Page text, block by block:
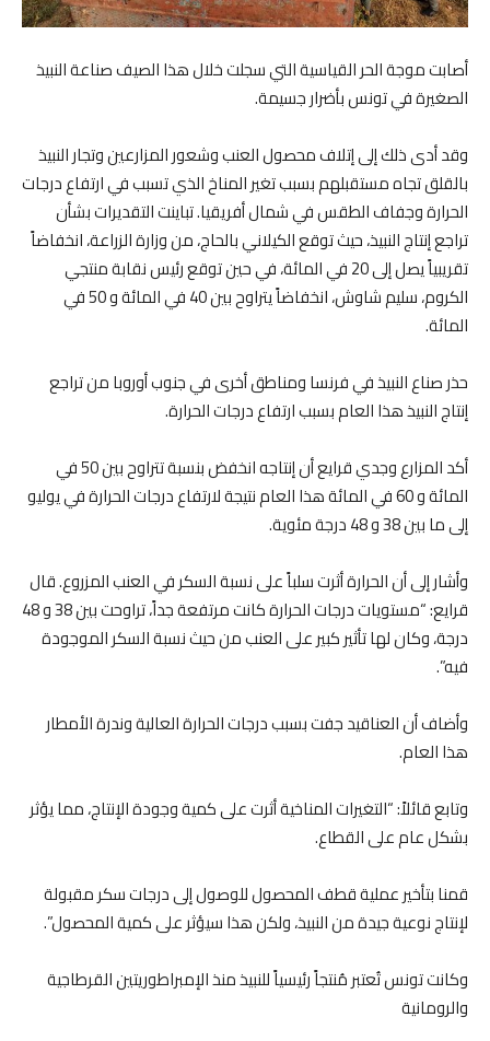
أصابت موجة الحر القياسية التي سجلت خلال هذا الصيف صناعة النبيذ
الصغيرة في تونس بأضرار جسيمة.
وقد أدى ذلك إلى إتلاف محصول العنب وشعور المزارعين وتجار النبيذ
بالقلق تجاه مستقبلهم بسبب تغير المناخ الذي تسبب في ارتفاع درجات
الحرارة وجفاف الطقس في شمال أفريقيا. تباينت التقديرات بشأن
تراجع إنتاج النبيذ، حيث توقع الكيلاني بالحاج، من وزارة الزراعة، انخفاضاً
تقريبياً يصل إلى 20 في المائة، في حين توقع رئيس نقابة منتجي
الكروم، سليم شاوش، انخفاضاً يتراوح بين 40 في المائة و 50 في
المائة.
حذر صناع النبيذ في فرنسا ومناطق أخرى في جنوب أوروبا من تراجع
إنتاج النبيذ هذا العام بسبب ارتفاع درجات الحرارة.
أكد المزارع وجدي قرايع أن إنتاجه انخفض بنسبة تتراوح بين 50 في
المائة و 60 في المائة هذا العام نتيجة لارتفاع درجات الحرارة في يوليو
إلى ما بين 38 و 48 درجة مئوية.
وأشار إلى أن الحرارة أثرت سلباً على نسبة السكر في العنب المزروع. قال
قرايع: “مستويات درجات الحرارة كانت مرتفعة جداً، تراوحت بين 38 و 48
درجة، وكان لها تأثير كبير على العنب من حيث نسبة السكر الموجودة
فيه”.
وأضاف أن العناقيد جفت بسبب درجات الحرارة العالية وندرة الأمطار
هذا العام.
وتابع قائلاً: “التغيرات المناخية أثرت على كمية وجودة الإنتاج، مما يؤثر
بشكل عام على القطاع.
قمنا بتأخير عملية قطف المحصول للوصول إلى درجات سكر مقبولة
لإنتاج نوعية جيدة من النبيذ، ولكن هذا سيؤثر على كمية المحصول”.
وكانت تونس تُعتبر مُنتجاً رئيسياً للنبيذ منذ الإمبراطوريتين القرطاجية
والرومانية